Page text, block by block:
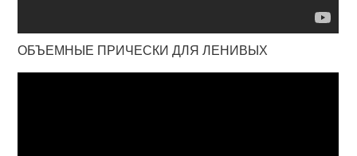
ОБЪЕМНЫЕ ПРИЧЕСКИ ДЛЯ ЛЕНИВЫХ